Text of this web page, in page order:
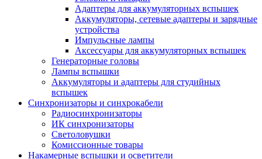
Адаптеры для аккумуляторных вспышек
Аккумуляторы, сетевые адаптеры и зарядные
устройства
Импульсные лампы
Аксессуары для аккумуляторных вспышек
Генераторные головы
Лампы вспышки
Аккумуляторы и адаптеры для студийных
вспышек
Синхронизаторы и синхрокабели
Радиосинхронизаторы
ИК синхронизаторы
Светоловушки
Комиссионные товары
Накамерные вспышки и осветители